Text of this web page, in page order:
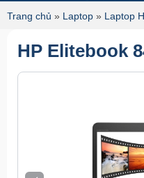
Trang chủ » Laptop » Laptop
HP Elitebook